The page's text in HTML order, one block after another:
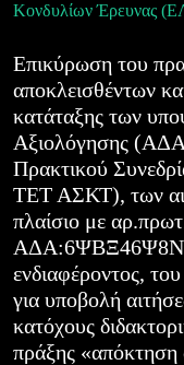
Κονδυλίων Έρευνας
Επικύρωση του
αποκλεισθέντων
κατάταξης των
Αξιολόγησης
Πρακτικού
ΤΕΤ ΑΣΚΤ), των
πλαίσιο με
ενδιαφέροντος,
για υποβολή
κατόχους
πράξης «απόκτηση